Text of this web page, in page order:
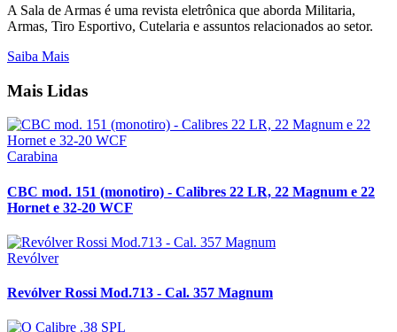
A Sala de Armas é uma revista eletrônica que aborda Militaria,
Armas, Tiro Esportivo, Cutelaria e assuntos relacionados ao setor.
Saiba Mais
Mais Lidas
Carabina
CBC mod. 151 (monotiro) - Calibres 22 LR, 22 Magnum e 22
Hornet e 32-20 WCF
Revólver
Revólver Rossi Mod.713 - Cal. 357 Magnum